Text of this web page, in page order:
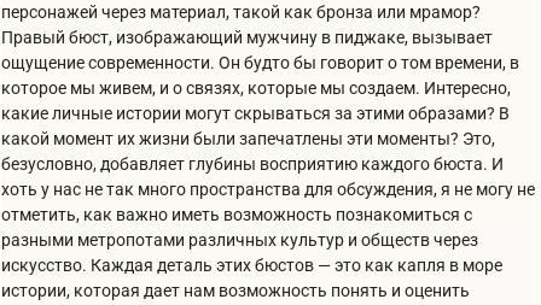
персонажей через материал, такой как бронза или мрамор?
Правый бюст, изображающий мужчину в пиджаке, вызывает
ощущение современности. Он будто бы говорит о том времени, в
которое мы живем, и о связях, которые мы создаем. Интересно,
какие личные истории могут скрываться за этими образами? В
какой момент их жизни были запечатлены эти моменты? Это,
безусловно, добавляет глубины восприятию каждого бюста. И
хоть у нас не так много пространства для обсуждения, я не могу не
отметить, как важно иметь возможность познакомиться с
разными метропотами различных культур и обществ через
искусство. Каждая деталь этих бюстов — это как капля в море
истории, которая дает нам возможность понять и оценить